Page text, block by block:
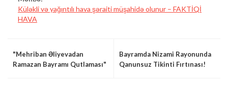
Küləkli və yağıntılı hava şəraiti müşahidə olunur – FAKTİQİ
HAVA
"Mehriban Əliyevadan
Ramazan Bayramı Qutlaması"
Bayramda Nizami Rayonunda
Qanunsuz Tikinti Fırtınası!